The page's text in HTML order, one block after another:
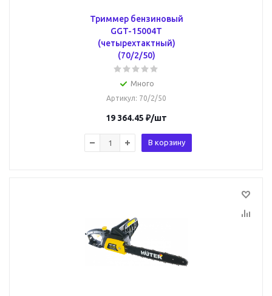
Триммер бензиновый
GGT-15004Т
(четырехтактный)
(70/2/50)
Много
Артикул: 70/2/50
19 364.45 ₽/шт
В корзину